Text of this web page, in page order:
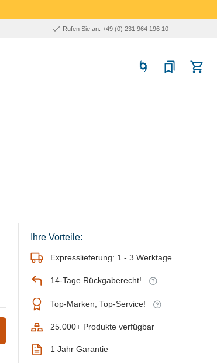
Rufen Sie an: +49 (0) 231 964 196 10
Ihre Vorteile:
Expresslieferung: 1 - 3 Werktage
14-Tage Rückgaberecht!
Top-Marken, Top-Service!
25.000+ Produkte verfügbar
1 Jahr Garantie